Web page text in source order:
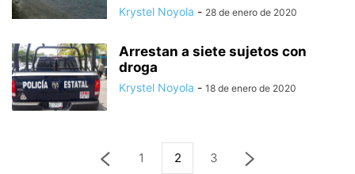
Krystel Noyola - 28 de enero de 2020
Arrestan a siete sujetos con
droga
Krystel Noyola - 18 de enero de 2020
1 2 3